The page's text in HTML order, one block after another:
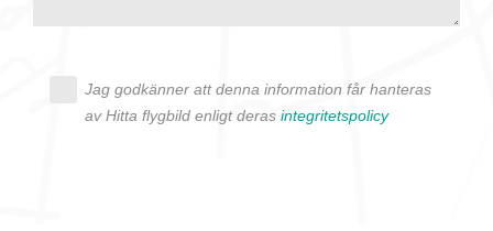
Jag godkänner att denna information får hanteras
av Hitta flygbild enligt deras integritetspolicy